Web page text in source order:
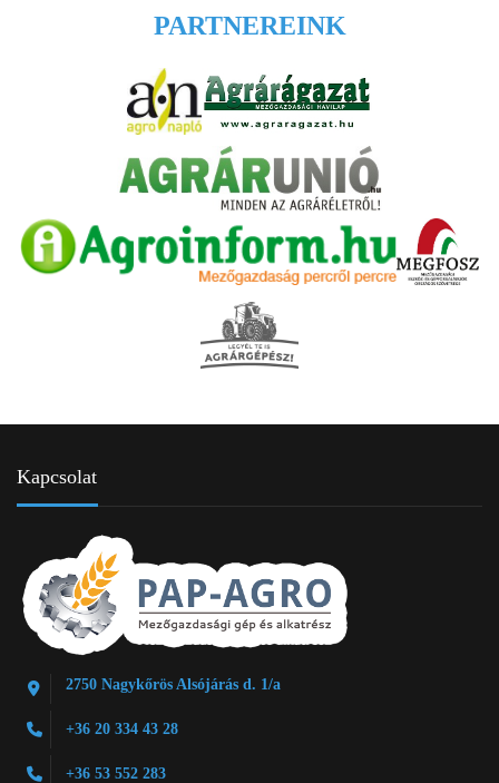
PARTNEREINK
Kapcsolat
2750 Nagykőrös Alsójárás d. 1/a
+36 20 334 43 28
+36 53 552 283